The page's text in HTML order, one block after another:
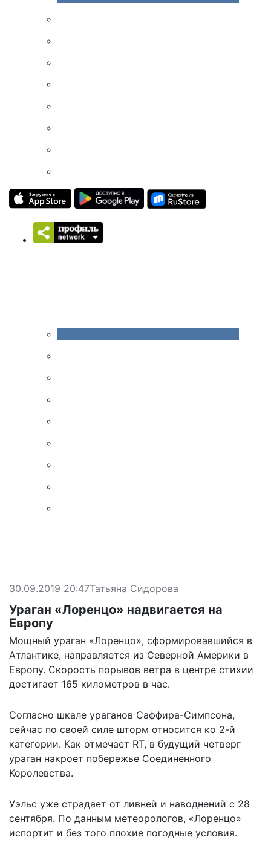
30.09.2019 20:47Татьяна Сидорова
Ураган «Лоренцо» надвигается на
Европу
Мощный ураган «Лоренцо», сформировавшийся в
Атлантике, направляется из Северной Америки в
Европу. Скорость порывов ветра в центре стихии
достигает 165 километров в час.
Согласно шкале ураганов Саффира-Симпсона,
сейчас по своей силе шторм относится ко 2-й
категории. Как отмечает RT, в будущий четверг
ураган накроет побережье Соединенного
Королевства.
Уэльс уже страдает от ливней и наводнений с 28
сентября. По данным метеорологов, «Лоренцо»
испортит и без того плохие погодные условия.